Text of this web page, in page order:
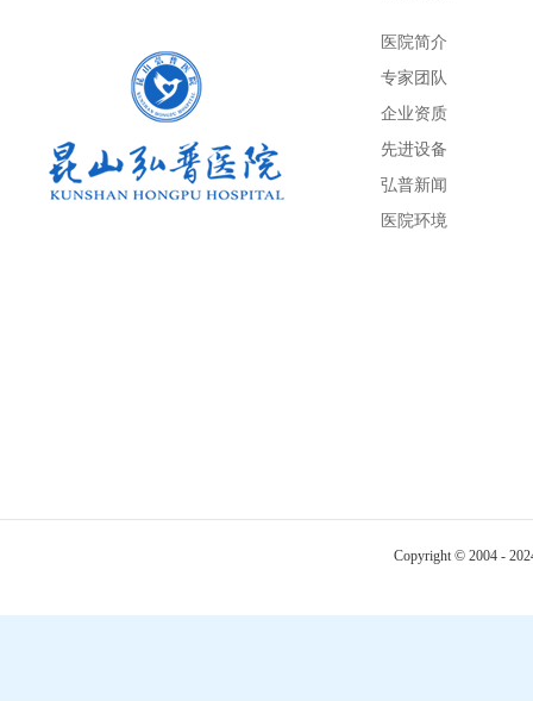
医院简介
专家团队
企业资质
先进设备
弘普新闻
医院环境
Copyright © 2004 -